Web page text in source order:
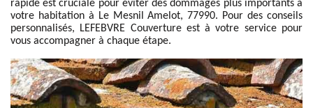
rapide est cruciale pour éviter des dommages plus importants à
votre habitation à Le Mesnil Amelot, 77990. Pour des conseils
personnalisés, LEFEBVRE Couverture est à votre service pour
vous accompagner à chaque étape.